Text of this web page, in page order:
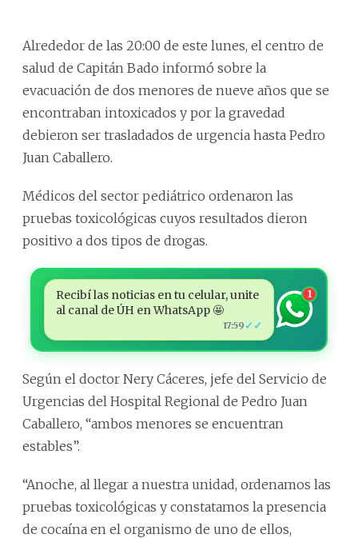
Alrededor de las 20:00 de este lunes, el centro de
salud de Capitán Bado informó sobre la
evacuación de dos menores de nueve años que se
encontraban intoxicados y por la gravedad
debieron ser trasladados de urgencia hasta Pedro
Juan Caballero.
Médicos del sector pediátrico ordenaron las
pruebas toxicológicas cuyos resultados dieron
positivo a dos tipos de drogas.
Recibí las noticias en tu celular, unite
al canal de ÚH en WhatsApp 🤩
17:59 ✓✓
1
Según el doctor Nery Cáceres, jefe del Servicio de
Urgencias del Hospital Regional de Pedro Juan
Caballero, “ambos menores se encuentran
estables”.
“Anoche, al llegar a nuestra unidad, ordenamos las
pruebas toxicológicas y constatamos la presencia
de cocaína en el organismo de uno de ellos,